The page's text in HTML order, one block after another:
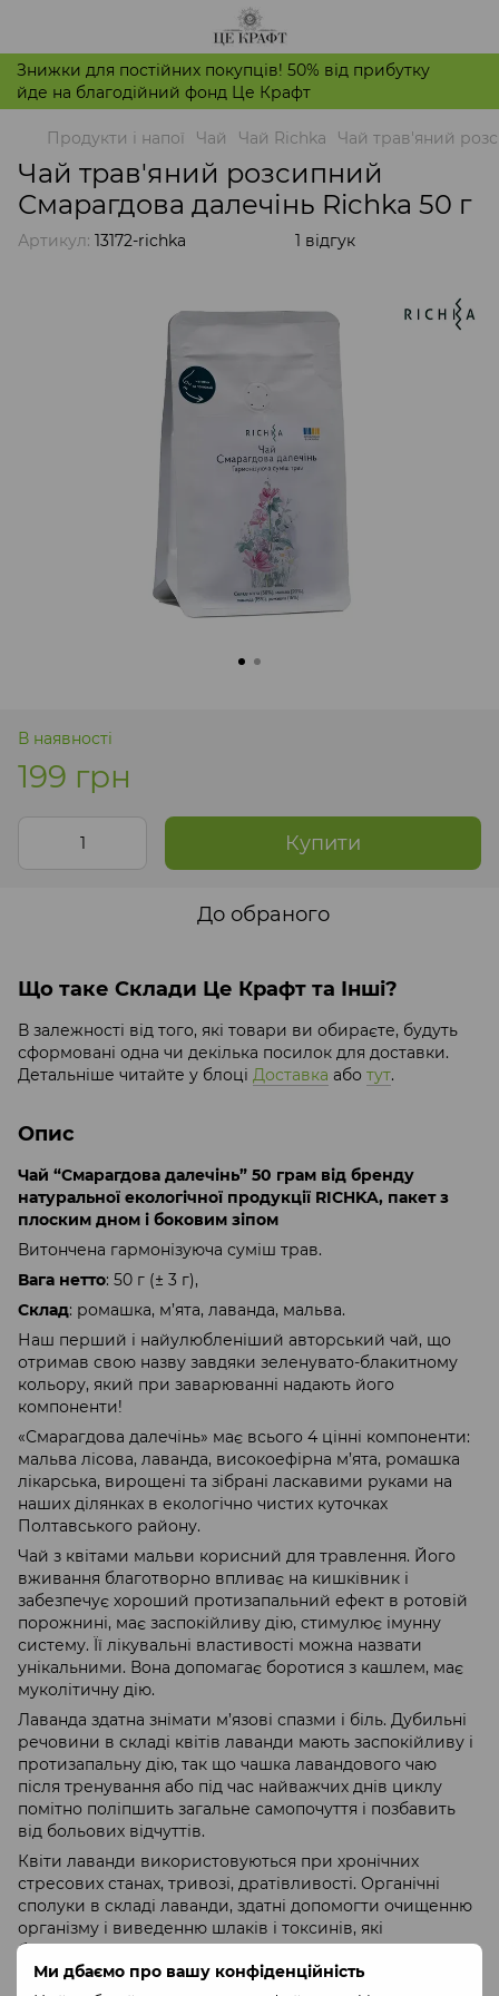
Ми дбаємо про вашу конфіденційність
Знижки для постійних покупців! 50% від прибутку
йде на благодійний фонд Це Крафт
Продукти і напої Чай Чай Richka Чай трав'яний
Чай трав'яний розсипний
Смарагдова далечінь Richka 50 г
Артикул: 13172-richka 1 відгук
В наявності
199 грн
Купити
До обраного
Що таке Склади Це Крафт та Інші?
В залежності від того, які товари ви обираєте, будуть
сформовані одна чи декілька посилок для доставки.
Детальніше читайте у блоці Доставка або тут.
Опис
Чай “Смарагдова далечінь” 50 грам від бренду
натуральної екологічної продукції RICHKA, пакет з
плоским дном і боковим зіпом
Витончена гармонізуюча суміш трав.
Вага нетто: 50 г (± 3 г),
Склад: ромашка, м’ята, лаванда, мальва.
Наш перший і найулюбленіший авторський чай, що
отримав свою назву завдяки зеленувато-блакитному
кольору, який при заварюванні надають його
компоненти!
«Смарагдова далечінь» має всього 4 цінні компоненти:
мальва лісова, лаванда, високоефірна м’ята, ромашка
лікарська, вирощені та зібрані ласкавими руками на
наших ділянках в екологічно чистих куточках
Полтавського району.
Чай з квітами мальви корисний для травлення. Його
вживання благотворно впливає на кишківник і
забезпечує хороший протизапальний ефект в ротовій
порожнині, має заспокійливу дію, стимулює імунну
систему. Її лікувальні властивості можна назвати
унікальними. Вона допомагає боротися з кашлем, має
муколітичну дію.
Лаванда здатна знімати м’язові спазми і біль. Дубильні
речовини в складі квітів лаванди мають заспокійливу і
протизапальну дію, так що чашка лавандового чаю
після тренування або під час найважчих днів циклу
помітно поліпшить загальне самопочуття і позбавить
від больових відчуттів.
Квіти лаванди використовуються при хронічних
стресових станах, тривозі, дратівливості. Органічні
сполуки в складі лаванди, здатні допомогти очищенню
організму і виведенню шлаків і токсинів, які
безпосередньо впливають на стан нашої шкіри. Чашка
лавандового чаю зробить свою справу зсередини!